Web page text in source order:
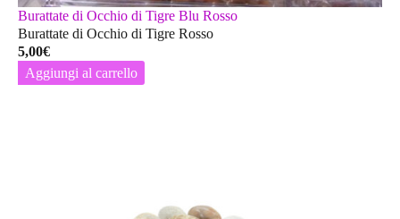
Burattate di Occhio di Tigre Blu Rosso
Burattate di Occhio di Tigre Rosso
5,00€
Aggiungi al carrello